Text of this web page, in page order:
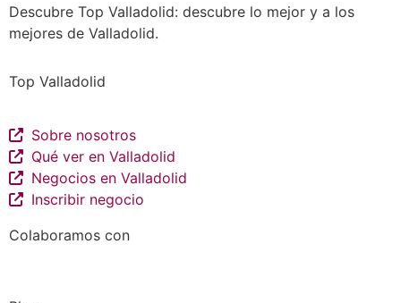
Descubre Top Valladolid: descubre lo mejor y a los
mejores de Valladolid.
Top Valladolid
Sobre nosotros
Qué ver en Valladolid
Negocios en Valladolid
Inscribir negocio
Colaboramos con